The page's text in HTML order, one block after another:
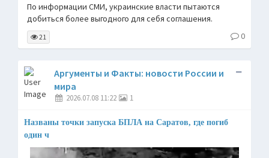
По информации СМИ, украинские власти пытаются
добиться более выгодного для себя соглашения.
21 0
Аргументы и Факты: новости России и
мира
2026.07.08 11:22 1
Названы точки запуска БПЛА на Саратов, где погиб
один ч